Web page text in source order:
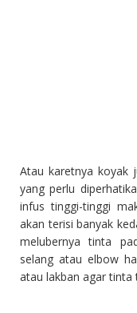
Atau karetnya koyak
yang perlu
infus tinggi-tinggi
akan terisi banyak
melubernya tinta
selang atau elbow
atau lakban agar tinta